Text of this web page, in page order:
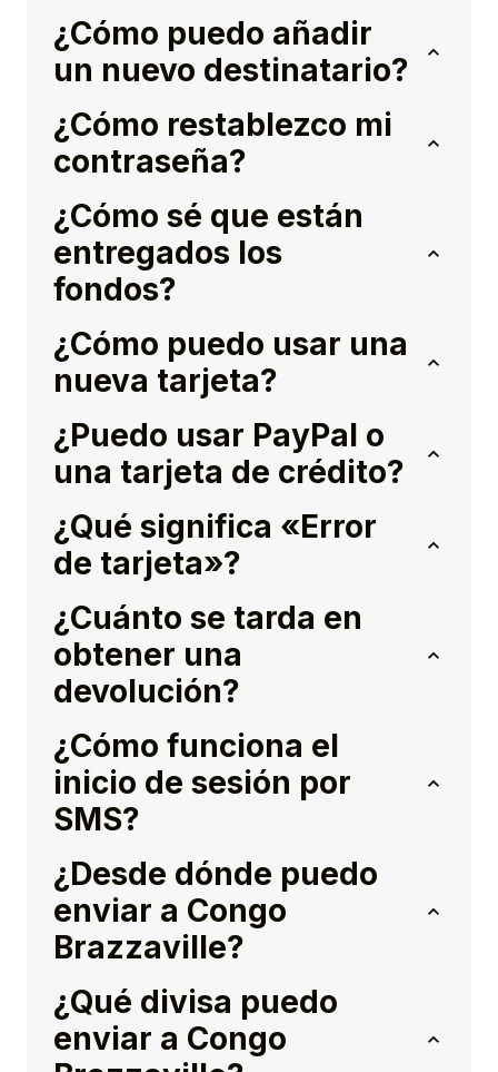
¿Cómo puedo añadir
un nuevo destinatario?
¿Cómo restablezco mi
contraseña?
¿Cómo sé que están
entregados los
fondos?
¿Cómo puedo usar una
nueva tarjeta?
¿Puedo usar PayPal o
una tarjeta de crédito?
¿Qué significa «Error
de tarjeta»?
¿Cuánto se tarda en
obtener una
devolución?
¿Cómo funciona el
inicio de sesión por
SMS?
¿Desde dónde puedo
enviar a Congo
Brazzaville?
¿Qué divisa puedo
enviar a Congo